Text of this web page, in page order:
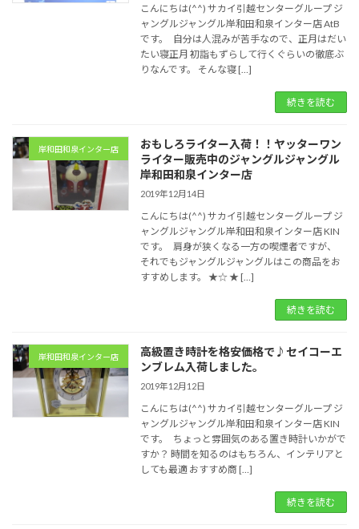
こんにちは(^^) サカイ引越センターグループ ジ
ャングルジャングル岸和田和泉インター店 AtB
です。 自分は人混みが苦手なので、正月はだい
たい寝正月 初詣もずらして行くぐらいの徹底ぶ
りなんです。 そんな寝 […]
続きを読む
岸和田和泉インター店
おもしろライター入荷！！ヤッターワン
ライター販売中のジャングルジャングル
岸和田和泉インター店
2019年12月14日
こんにちは(^^) サカイ引越センターグループ ジ
ャングルジャングル岸和田和泉インター店 KIN
です。 肩身が狭くなる一方の喫煙者ですが、
それでもジャングルジャングルはこの商品をお
すすめします。 ★☆ ★ […]
続きを読む
岸和田和泉インター店
高級置き時計を格安価格で♪セイコーエ
ンブレム入荷しました。
2019年12月12日
こんにちは(^^) サカイ引越センターグループ ジ
ャングルジャングル岸和田和泉インター店 KIN
です。 ちょっと雰囲気のある置き時計いかがで
すか？ 時間を知るのはもちろん、インテリアと
しても最適 おすすめ商 […]
続きを読む